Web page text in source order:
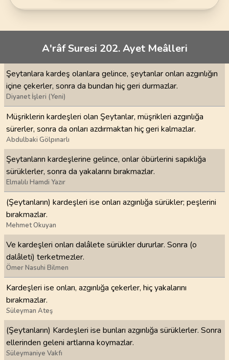
A'râf Suresi 202. Ayet Meâlleri
Şeytanlara kardeş olanlara gelince, şeytanlar onları azgınlığın
içine çekerler, sonra da bundan hiç geri durmazlar.
Diyanet İşleri (Yeni)
Müşriklerin kardeşleri olan Şeytanlar, müşrikleri azgınlığa
sürerler, sonra da onları azdırmaktan hiç geri kalmazlar.
Abdulbaki Gölpınarlı
Şeytanların kardeşlerine gelince, onlar öbürlerini sapıklığa
sürüklerler, sonra da yakalarını bırakmazlar.
Elmalılı Hamdi Yazır
(Şeytanların) kardeşleri ise onları azgınlığa sürükler; peşlerini
bırakmazlar.
Mehmet Okuyan
Ve kardeşleri onları dalâlete sürükler dururlar. Sonra (o
dalâleti) terketmezler.
Ömer Nasuhi Bilmen
Kardeşleri ise onları, azgınlığa çekerler, hiç yakalarını
bırakmazlar.
Süleyman Ateş
(Şeytanların) Kardeşleri ise bunları azgınlığa sürüklerler. Sonra
ellerinden geleni artlarına koymazlar.
Süleymaniye Vakfı